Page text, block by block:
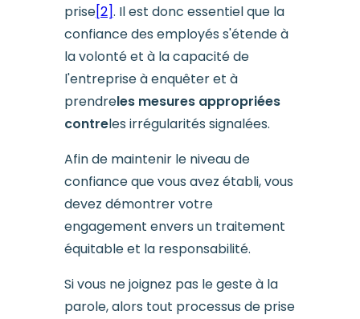
prise[2]. Il est donc essentiel que la
confiance des employés s'étende à
la volonté et à la capacité de
l'entreprise à enquêter et à
prendreles mesures appropriées
contreles irrégularités signalées.
Afin de maintenir le niveau de
confiance que vous avez établi, vous
devez démontrer votre
engagement envers un traitement
équitable et la responsabilité.
Si vous ne joignez pas le geste à la
parole, alors tout processus de prise